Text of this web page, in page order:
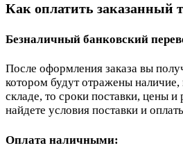
Как оплатить заказанный
Безналичный банковский
После оформления заказа вы
котором будут отражены наличие,
складе, то сроки поставки, цены
найдете условия поставки и
Оплата наличными: